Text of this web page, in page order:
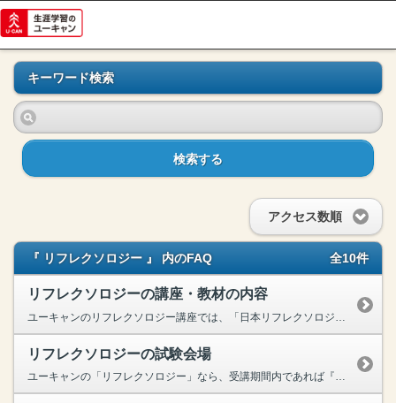
キーワード検索
検索する
アクセス数順
『 リフレクソロジー 』 内のFAQ 全10件
リフレクソロジーの講座・教材の内容
ユーキャンのリフレクソロジー講座では、「日本リフレクソロジスト養成学院【REFLE】」が認定する、「英国式セルフリフレクソロジスト」資格の取得が可能でございます。リフレクソロジー講座のカリキュラ...
リフレクソロジーの試験会場
ユーキャンの「リフレクソロジー」なら、受講期間内であれば『いつでも』『在宅で』受験が可能です。